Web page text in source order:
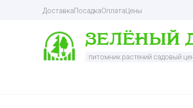
ДоставкаПосадкаОплатаЦены
питомник растений садовый